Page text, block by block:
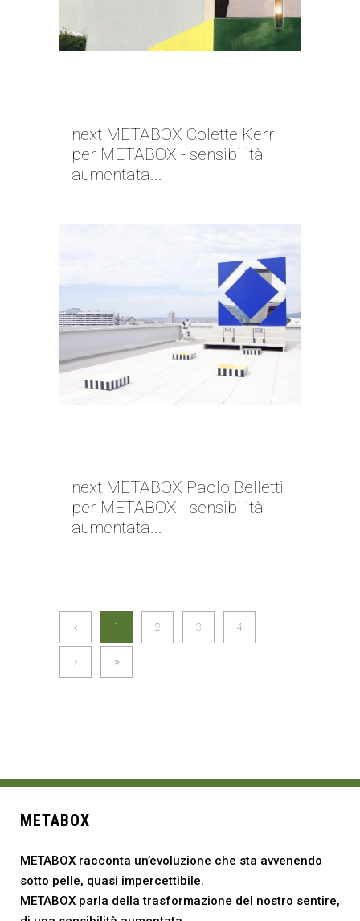
next METABOX Colette Kerr
per METABOX - sensibilità
aumentata...
next METABOX Paolo Belletti
per METABOX - sensibilità
aumentata...
1 2 3 4
METABOX
METABOX racconta un’evoluzione che sta avvenendo
sotto pelle, quasi impercettibile.
METABOX parla della trasformazione del nostro sentire,